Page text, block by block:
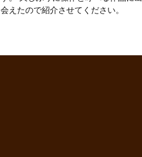
会えたので紹介させてください。